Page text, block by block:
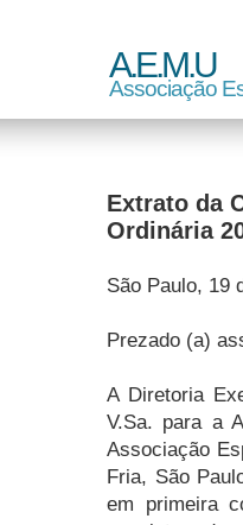
A.E.M.U
Associação
Extrato da
Ordinária
São Paulo, 19
Prezado (a)
A Diretoria
V.Sa. para a
Associação
Fria, São
em primeira